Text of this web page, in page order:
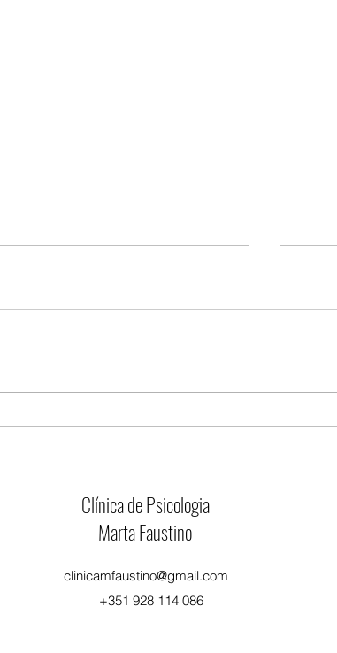
O Natal é Família: nós e os outros
Clínica de Psicologia
Marta Faustino
clinicamfaustino@gmail.com
+351 928 114 086